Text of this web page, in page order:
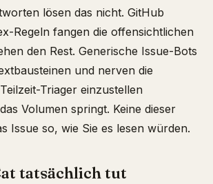
lösen das nicht. GitHub
Regeln fangen die offensichtlichen
den Rest. Generische Issue-Bots
und nerven die
Triager einzustellen
Volumen springt. Keine dieser
Issue so, wie Sie es lesen würden.
tatsächlich tut